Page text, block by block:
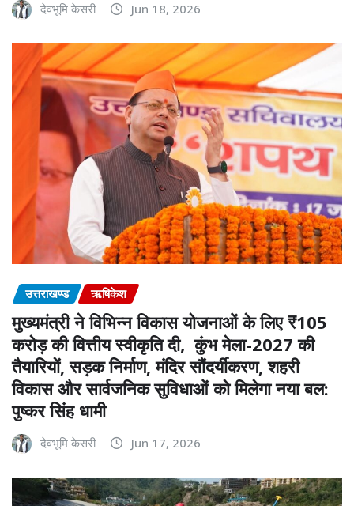
देवभूमि केसरी Jun 18, 2026
उत्तराखण्ड ऋषिकेश
मुख्यमंत्री ने विभिन्न विकास योजनाओं के लिए ₹105
करोड़ की वित्तीय स्वीकृति दी, कुंभ मेला-2027 की
तैयारियों, सड़क निर्माण, मंदिर सौंदर्यीकरण, शहरी
विकास और सार्वजनिक सुविधाओं को मिलेगा नया बल:
पुष्कर सिंह धामी
देवभूमि केसरी Jun 17, 2026